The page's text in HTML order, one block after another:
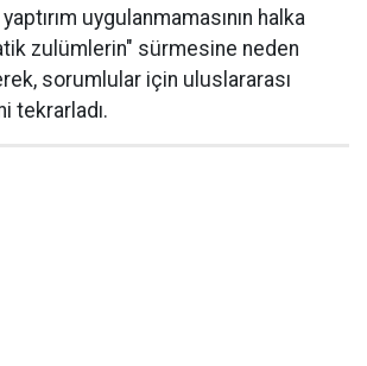
uygulanmamasının halka
zulümlerin" sürmesine neden
sorumlular için uluslararası
tekrarladı.